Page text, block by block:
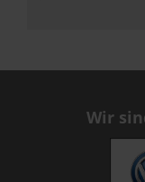
Wir